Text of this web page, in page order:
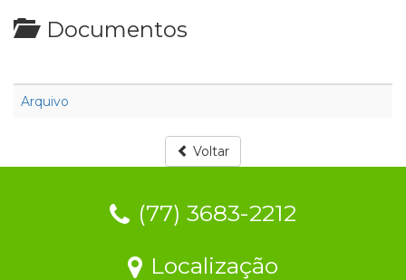
Documentos
Arquivo
Voltar
(77) 3683-2212
Localização